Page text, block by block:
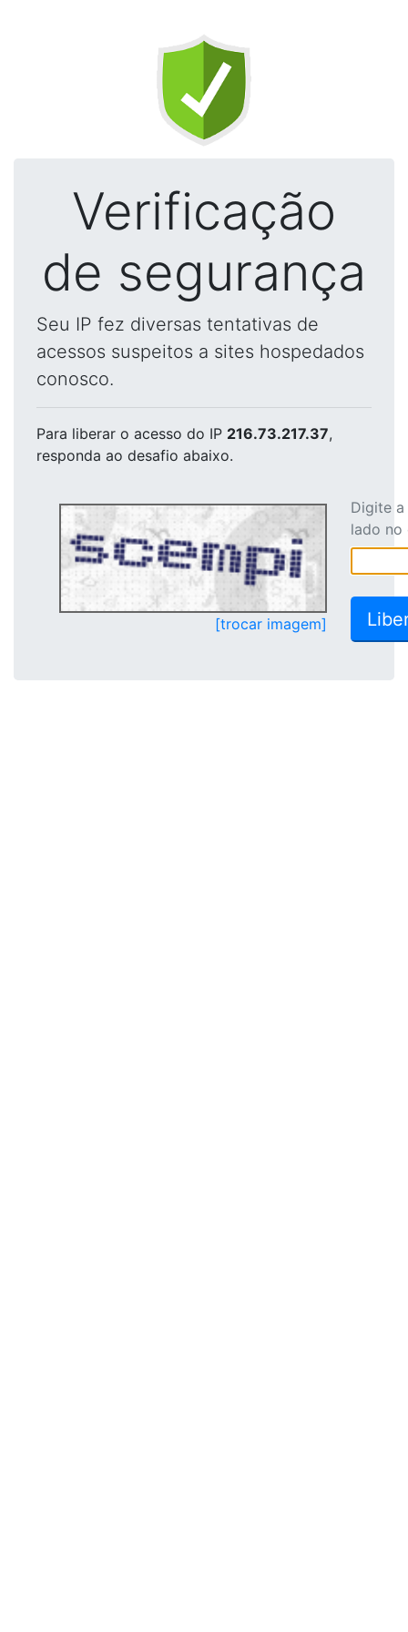
Verificação
de segurança
Seu IP fez diversas tentativas de
acessos suspeitos a sites hospedados
conosco.
Para liberar o acesso do IP 216.73.217.37,
responda ao desafio abaixo.
[trocar imagem]
Digite
lado no